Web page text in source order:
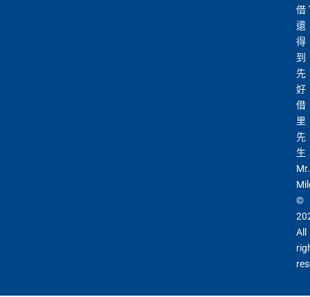
借
還
得
到
先
好
借
里
先
生
Mr.
©
All